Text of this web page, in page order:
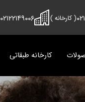
( کارخانه ) ۰۲۱۲۲۱۴۹۰۰۶
کارخانه طبقاتی